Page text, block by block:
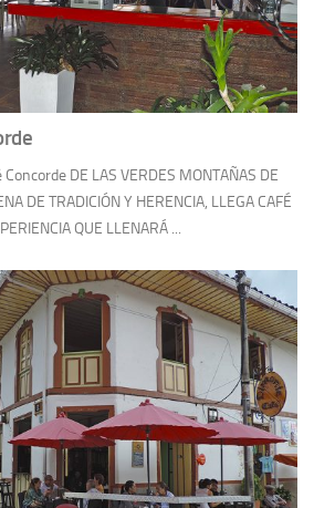
DE LAS VERDES MONTAÑAS DE
DE TRADICIÓN Y HERENCIA, LLEGA CAFÉ
QUE LLENARÁ ...